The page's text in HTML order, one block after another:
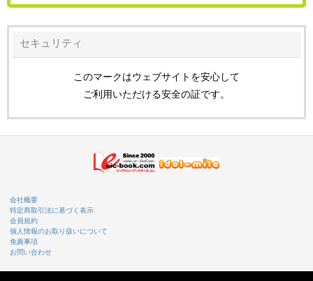
セキュリティ
このマークはウェブサイトを安心して
ご利用いただける安全の証です。
会社概要
特定商取引法に基づく表示
会員規約
個人情報のお取り扱いについて
免責事項
お問い合わせ